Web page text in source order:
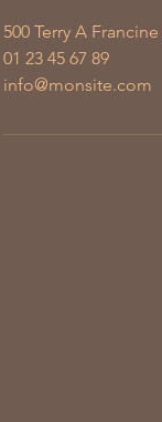
500 Terry A
01 23 45 67 89
info@monsite.com